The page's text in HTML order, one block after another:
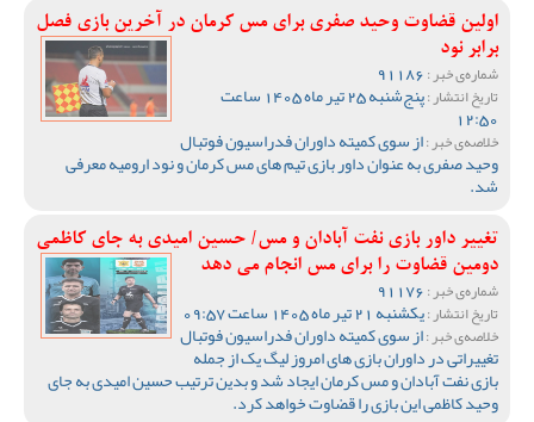
اولین قضاوت وحید صفری برای مس کرمان در آخرین بازی فصل
برابر نود
شماره‌ی خبر :
تاریخ انتشار : پنج‌شنبه 25 تیر ماه 1405 ساعت
12:50
خلاصه‌ی خبر :از سوی کمیته داوران فدراسیون فوتبال
وحید صفری به عنوان داور بازی تیم های مس کرمان و نود ارومیه معرفی
شد.
تغییر داور بازی نفت آبادان و مس/ حسین امیدی به جای کاظمی
دومین قضاوت را برای مس انجام می دهد
شماره‌ی خبر :
تاریخ انتشار :یکشنبه 21 تیر ماه 1405 ساعت 09:57
خلاصه‌ی خبر :از سوی کمیته داوران فدراسیون فوتبال
تغییراتی در داوران بازی های امروز لیگ یک از جمله
بازی نفت آبادان و مس کرمان ایجاد شد و بدین ترتیب حسین امیدی به جای
وحید کاظمی این بازی را قضاوت خواهد کرد.